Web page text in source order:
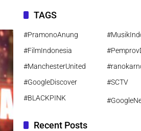
TAGS
#PramonoAnung
#FilmIndonesia
#ManchesterUnited
#GoogleDiscover
#SCTV
#BLACKPINK
Recent Posts